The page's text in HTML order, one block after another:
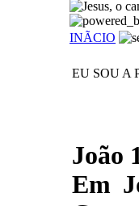
INÃCIO
EU SOU A
João
Em